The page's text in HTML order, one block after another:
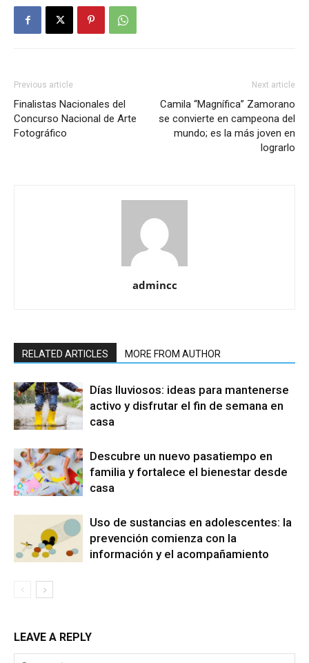
Previous article
Finalistas Nacionales del
Concurso Nacional de Arte
Fotográfico
Next article
Camila “Magnífica” Zamorano
se convierte en campeona del
mundo; es la más joven en
lograrlo
admincc
RELATED ARTICLES MORE FROM AUTHOR
Días lluviosos: ideas para mantenerse
activo y disfrutar el fin de semana en
casa
Descubre un nuevo pasatiempo en
familia y fortalece el bienestar desde
casa
Uso de sustancias en adolescentes: la
prevención comienza con la
información y el acompañamiento
LEAVE A REPLY